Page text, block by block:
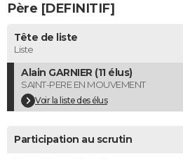
Carte de Noël
Carte Bonne année
Carte Saint-Valentin
Carte Pâques
Carte d'anniversaire
DICTIONNAIRE
Dictionnaire
Biographies
Citations
Expressions
Proverbes
PROGRAMME TV
COPAINS D'AVANT
S'inscrire
Se connecter
Lycées
Collèges
Primaires
Universités
Entreprises
Service militaire
Avis de recherche
AVIS DE DÉCÈS
FORUM
Père [DEFINITIF]
Tête de liste
Liste
Alain GARNIER (11 élus)
SAINT-PERE EN MOUVEMENT
Voir la liste des élus
Participation au scrutin